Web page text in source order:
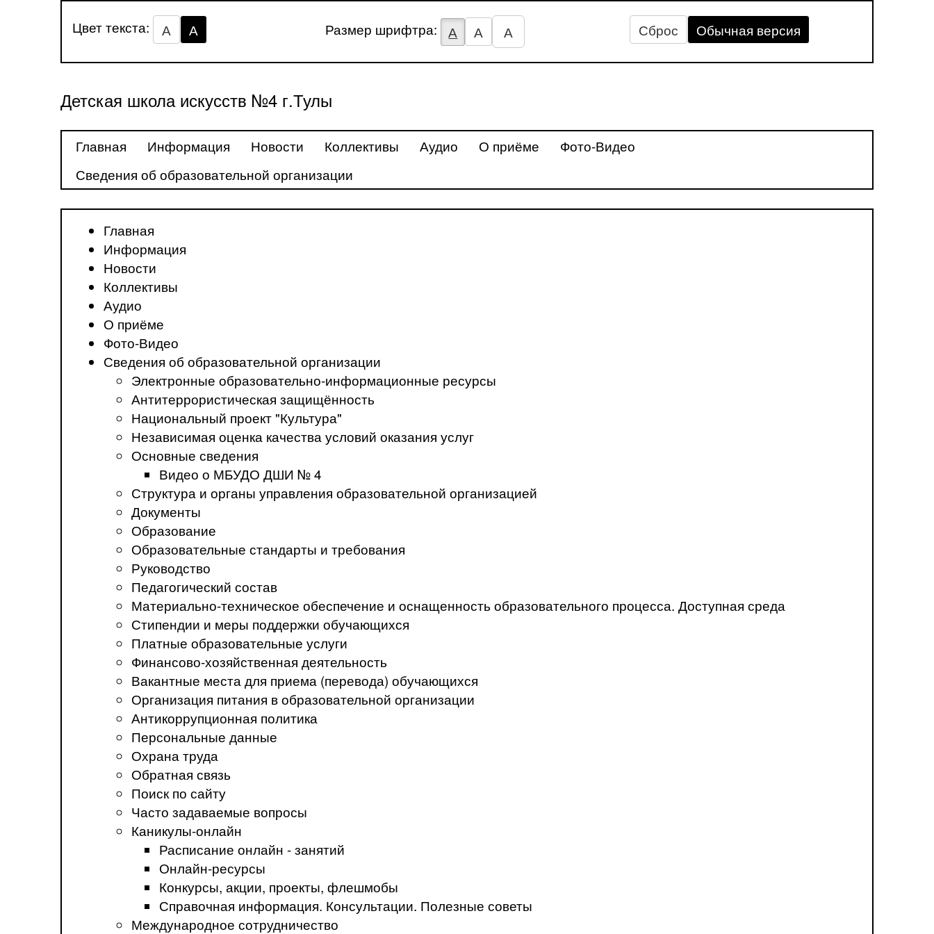
Цвет текста: А А Размер шрифтра: А А А Сброс Обычная версия
Детская школа искусств №4 г.Тулы
Главная Информация Новости Коллективы Аудио О приёме
Фото-Видео
Сведения об образовательной организации
Главная
Информация
Новости
Коллективы
Аудио
О приёме
Фото-Видео
Сведения об образовательной организации
Электронные образовательно-информационные ресурсы
Антитеррористическая защищённость
Национальный проект "Культура"
Независимая оценка качества условий оказания услуг
Основные сведения
Видео о МБУДО ДШИ № 4
Структура и органы управления образовательной организацией
Документы
Образование
Образовательные стандарты и требования
Руководство
Педагогический состав
Материально-техническое обеспечение и оснащенность образовательного процесса. Доступная среда
Стипендии и меры поддержки обучающихся
Платные образовательные услуги
Финансово-хозяйственная деятельность
Вакантные места для приема (перевода) обучающихся
Организация питания в образовательной организации
Антикоррупционная политика
Персональные данные
Охрана труда
Обратная связь
Поиск по сайту
Часто задаваемые вопросы
Каникулы-онлайн
Расписание онлайн - занятий
Онлайн-ресурсы
Конкурсы, акции, проекты, флешмобы
Справочная информация. Консультации. Полезные советы
Международное сотрудничество